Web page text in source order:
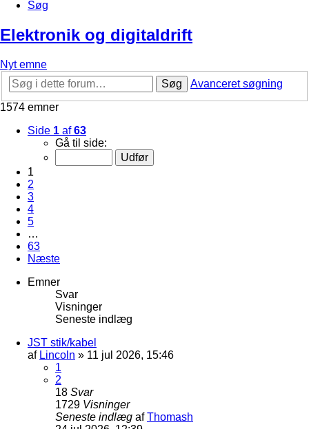
Søg
Elektronik og digitaldrift
Nyt emne
Søg
Avanceret søgning
1574 emner
Side 1 af63
Gå til side:
1
2
3
4
5
…
63
Næste
Emner
Svar
Visninger
Seneste indlæg
JST stik/kabel
af Lincoln » 11 jul 2026, 15:46
1
2
18 Svar
1729 Visninger
Seneste indlæg afThomash